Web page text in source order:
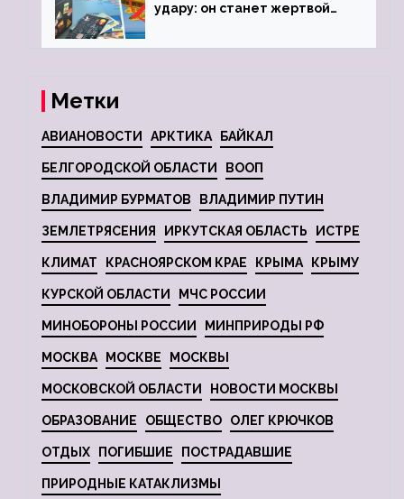
удару: он станет жертвой
Метки
АВИАНОВОСТИ АРКТИКА БАЙКАЛ
БЕЛГОРОДСКОЙ ОБЛАСТИ ВООП
ВЛАДИМИР БУРМАТОВ ВЛАДИМИР ПУТИН
ЗЕМЛЕТРЯСЕНИЯ ИРКУТСКАЯ ОБЛАСТЬ ИСТРЕ
КЛИМАТ КРАСНОЯРСКОМ КРАЕ КРЫМА КРЫМУ
КУРСКОЙ ОБЛАСТИ МЧС РОССИИ
МИНОБОРОНЫ РОССИИ МИНПРИРОДЫ РФ
МОСКВА МОСКВЕ МОСКВЫ
МОСКОВСКОЙ ОБЛАСТИ НОВОСТИ МОСКВЫ
ОБРАЗОВАНИЕ ОБЩЕСТВО ОЛЕГ КРЮЧКОВ
ОТДЫХ ПОГИБШИЕ ПОСТРАДАВШИЕ
ПРИРОДНЫЕ КАТАКЛИЗМЫ